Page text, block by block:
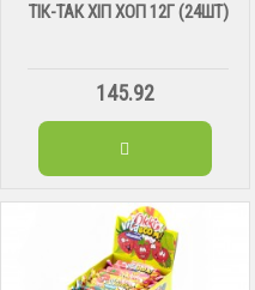
ТІК-ТАК ХІП ХОП 12Г (24ШТ)
145.92